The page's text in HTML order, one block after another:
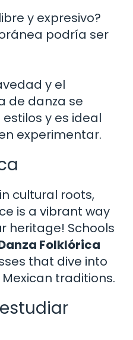
y expresivo?
podría ser
y el
de danza se
y es ideal
experimentar.
cultural roots,
is a vibrant way
heritage! Schools
Folklórica
that dive into
traditions.